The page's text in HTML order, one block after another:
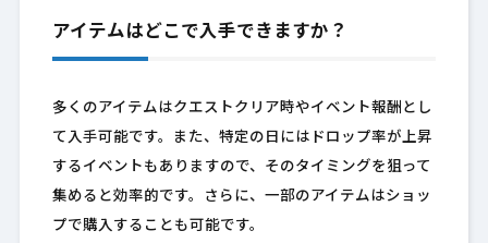
アイテムはどこで入手できますか？
多くのアイテムはクエストクリア時やイベント報酬とし
て入手可能です。また、特定の日にはドロップ率が上昇
するイベントもありますので、そのタイミングを狙って
集めると効率的です。さらに、一部のアイテムはショッ
プで購入することも可能です。